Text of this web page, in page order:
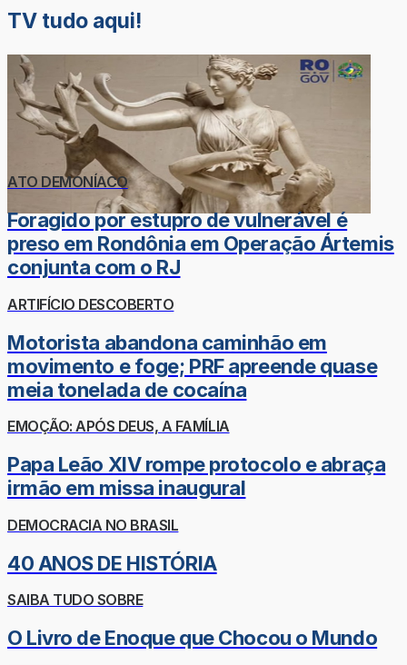
TV tudo aqui!
ATO DEMONÍACO
Foragido por estupro de vulnerável é
preso em Rondônia em Operação Ártemis
conjunta com o RJ
ARTIFÍCIO DESCOBERTO
Motorista abandona caminhão em
movimento e foge; PRF apreende quase
meia tonelada de cocaína
EMOÇÃO: APÓS DEUS, A FAMÍLIA
Papa Leão XIV rompe protocolo e abraça
irmão em missa inaugural
DEMOCRACIA NO BRASIL
40 ANOS DE HISTÓRIA
SAIBA TUDO SOBRE
O Livro de Enoque que Chocou o Mundo